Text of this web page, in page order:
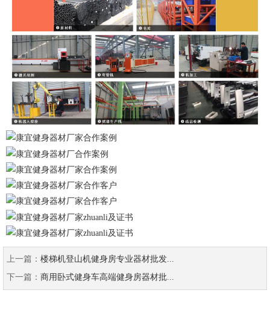
上一篇： 楼梯机登山机健身房专业器材批发...
下一篇： 商用卧式健身车高端健身房器材批...